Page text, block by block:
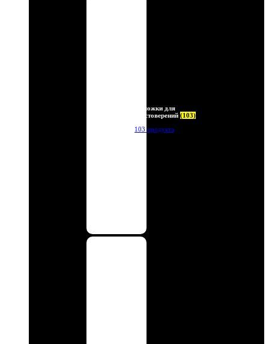
Обложки для
удостоверений (103)
103 продукта